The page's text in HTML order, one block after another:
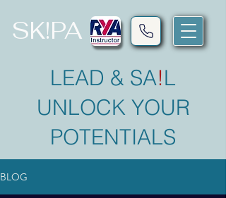
SK!PA
LEAD & SA!L
UNLOCK YOUR
POTENTIALS
BLOG